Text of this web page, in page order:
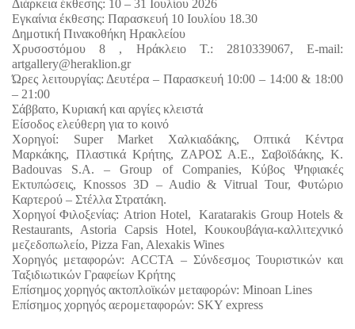
Διάρκεια έκθεσης: 10 – 31 Ιουλίου 2026
Εγκαίνια έκθεσης: Παρασκευή 10 Ιουλίου 18.30
Δημοτική Πινακοθήκη Ηρακλείου
Χρυσοστόμου 8 , Ηράκλειο Τ.: 2810339067, E-mail:
artgallery@heraklion.gr
Ώρες λειτουργίας: Δευτέρα – Παρασκευή 10:00 – 14:00 & 18:00
– 21:00
Σάββατο, Κυριακή και αργίες κλειστά
Είσοδος ελεύθερη για το κοινό
Χορηγοί: Super Market Χαλκιαδάκης, Οπτικά Κέντρα
Μαρκάκης, Πλαστικά Κρήτης, ΖΑΡΟΣ Α.Ε., Σαβοϊδάκης, K.
Badouvas S.A. – Group of Companies, Κύβος Ψηφιακές
Εκτυπώσεις, Knossos 3D – Audio & Vitrual Tour, Φυτώριο
Καρτερού – Στέλλα Στρατάκη.
Χορηγοί Φιλοξενίας: Atrion Hotel,  Karatarakis Group Hotels &
Restaurants, Astoria Capsis Hotel, Κουκουβάγια-καλλιτεχνικό
μεζεδοπωλείο, Pizza Fan, Alexakis Wines
Χορηγός μεταφορών: ACCTA – Σύνδεσμος Τουριστικών και
Ταξιδιωτικών Γραφείων Κρήτης
Επίσημος χορηγός ακτοπλοϊκών μεταφορών: Minoan Lines
Επίσημος χορηγός αερομεταφορών: SKY express